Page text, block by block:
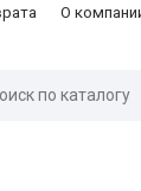
О